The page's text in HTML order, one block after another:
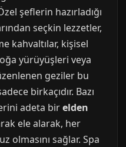
şeflerin hazırladığı
seçkin lezzetler,
kahvaltılar, kişisel
yürüyüşleri veya
geziler bu
birkaçıdır. Bazı
adeta birelden
ele alarak, her
olmasını sağlar. Spa